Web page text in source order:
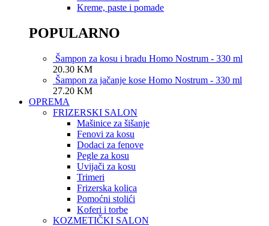
Kreme, paste i pomade
POPULARNO
Šampon za kosu i bradu Homo Nostrum - 330 ml
20.30 KM
Šampon za jačanje kose Homo Nostrum - 330 ml
27.20 KM
OPREMA
FRIZERSKI SALON
Mašinice za šišanje
Fenovi za kosu
Dodaci za fenove
Pegle za kosu
Uvijači za kosu
Trimeri
Frizerska kolica
Pomoćni stolići
Koferi i torbe
KOZMETIČKI SALON